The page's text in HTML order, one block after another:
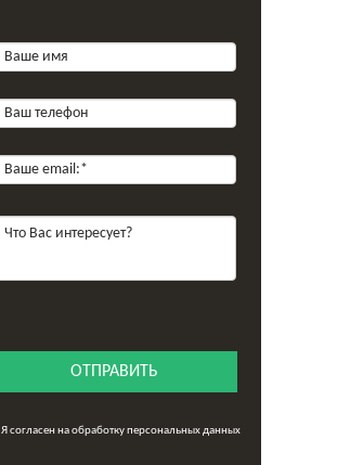
ОТПРАВИТЬ
Я согласен на обработку персональных данных